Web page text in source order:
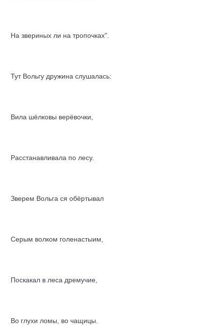
На звериных ли на тропочках".
Тут Вольгу дружина слушалась:
Вила шёлковы верёвочки,
Расстанавливала по лесу.
Зверем Вольга ся обёртывал
Серым волком голенастыим,
Поскакал в леса дремучие,
Во глухи ломы, во чащицы.